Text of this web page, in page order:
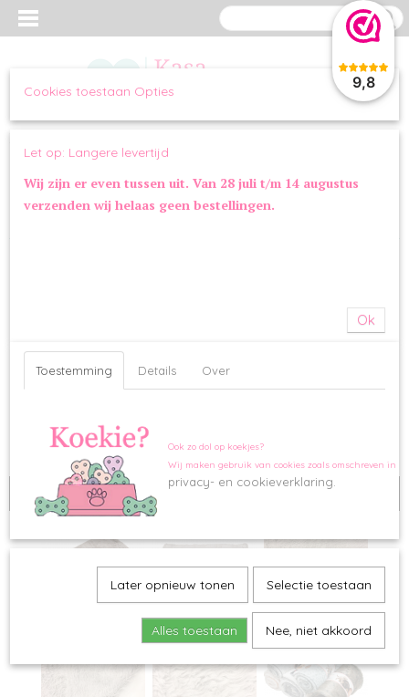
9,8
Inloggen
Home>SLAPEN> DEKENS & KUSSENS>Jack and Vanilla Shell
Tijdelijk uitverkocht
Cookies toestaan Opties
Let op: Langere levertijd
Wij zijn er even tussen uit. Van 28 juli t/m 14 augustus
verzenden wij helaas geen bestellingen.
Ok
Toestemming Details Over
Ook zo dol op koekjes?
Wij maken gebruik van cookies zoals omschreven in
privacy- en cookieverklaring.
Later opnieuw tonen Selectie toestaan
Alles toestaan Nee, niet akkoord